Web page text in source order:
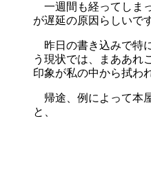
一週間も経ってしま
が遅延の原因らしいで
昨日の書き込みで特
う現状では、まああれ
印象が私の中から拭わ
帰途、例によって本
と、